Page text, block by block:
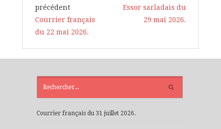
précédent
Courrier français
du 22 mai 2026.
Essor sarladais du
29 mai 2026.
Courrier français du 31 juillet 2026.